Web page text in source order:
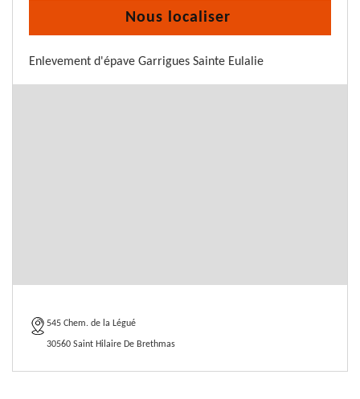
Nous localiser
Enlevement d'épave Garrigues Sainte Eulalie
545 Chem. de la Légué
30560 Saint Hilaire De Brethmas